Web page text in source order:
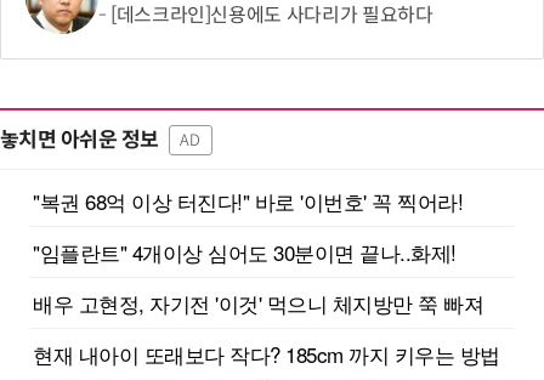
[데스크라인]신용에도 사다리가 필요하다
놓치면 아쉬운 정보 AD